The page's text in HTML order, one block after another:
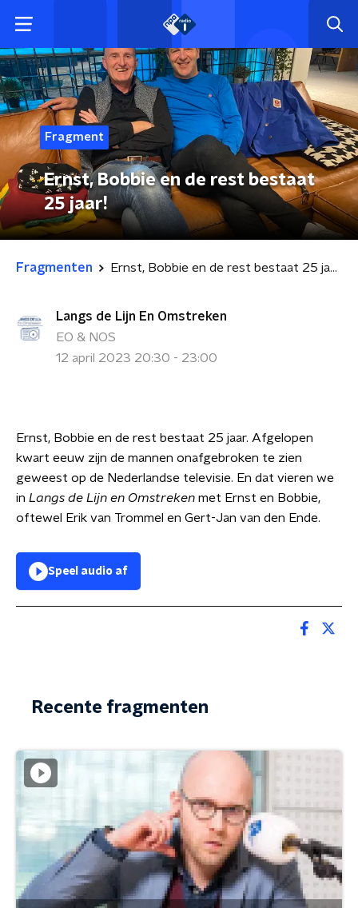
Fragment
Ernst, Bobbie en de rest bestaat
25 jaar!
Fragmenten Ernst, Bobbie en de rest bestaat 25 jaar!
Langs de Lijn En Omstreken
EO & NOS
12 april 2023 20:30 - 23:00
Ernst, Bobbie en de rest bestaat 25 jaar. Afgelopen
kwart eeuw zijn de mannen onafgebroken te zien
geweest op de Nederlandse televisie. En dat vieren we
in Langs de Lijn en Omstreken met Ernst en Bobbie,
oftewel Erik van Trommel en Gert-Jan van den Ende.
Speel audio af
Recente fragmenten